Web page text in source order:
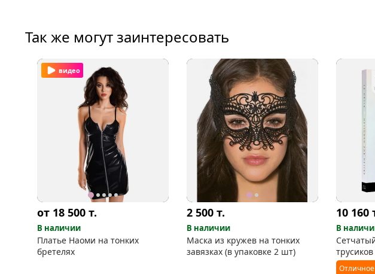
Так же могут заинтересовать
видео
от 18 500 т.
В наличии
Платье Наоми на тонких
бретелях
2 500 т.
В наличии
Маска из кружев на тонких
завязках (в упаковке 2 шт)
10 160
В